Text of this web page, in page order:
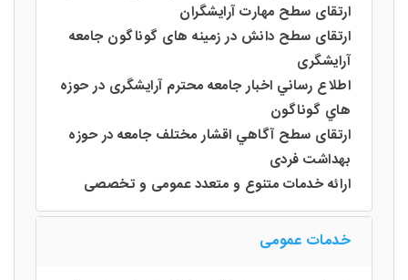
ارتقای سطح مهارت آرایشگران
ارتقای سطح دانش در زمینه های گوناگون جامعه
آرایشگری
اطلاع رساني اخبار جامعه محترم آرایشگری در حوزه
هاي گوناگون
ارتقای سطح آگاهي اقشار مختلف جامعه در حوزه
بهداشت فردی
ارائه خدمات متنوع و متعدد عمومی و تخصصی
خدمات عمومی